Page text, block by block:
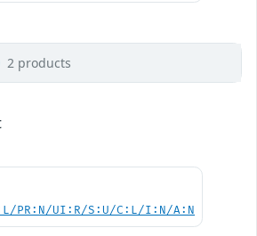
2 products
PR:N/UI:R/S:U/C:L/I:N/A:N